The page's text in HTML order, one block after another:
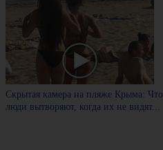
Скрытая камера на пляже Крыма: Что
люди вытворяют, когда их не видят...